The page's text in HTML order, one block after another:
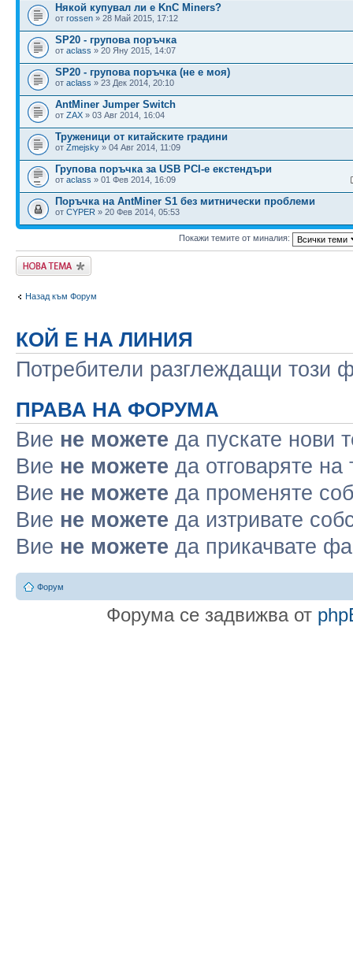
Някой купувал ли е KnC Miners?
от rossen » 28 Май 2015, 17:12
SP20 - групова поръчка
от aclass » 20 Яну 2015, 14:07
SP20 - групова поръчка (не е моя)
от aclass » 23 Дек 2014, 20:10
AntMiner Jumper Switch
от ZAX » 03 Авг 2014, 16:04
Труженици от китайските градини
от Zmejsky » 04 Авг 2014, 11:09
Групова поръчка за USB PCI-e екстендъри
от aclass » 01 Фев 2014, 16:09
Поръчка на AntMiner S1 без митнически проблеми
от CYPER » 20 Фев 2014, 05:53
Покажи темите от миналия:
Публикувай нова
тема
Назад към Форум
КОЙ Е НА ЛИНИЯ
Потребители разглеждащи този
ПРАВА НА ФОРУМА
Вие не можете да пускате нови
Вие не можете да отговаряте на
Вие не можете да променяте
Вие не можете да изтривате
Вие не можете да прикачвате
Форум
Форума се задвижва от